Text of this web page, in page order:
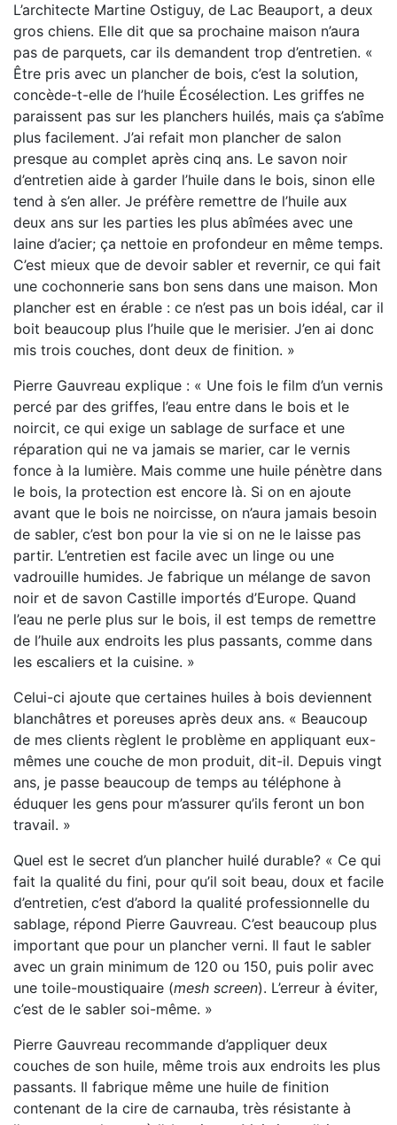
L’architecte Martine Ostiguy, de Lac Beauport, a deux
gros chiens. Elle dit que sa prochaine maison n’aura
pas de parquets, car ils demandent trop d’entretien. «
Être pris avec un plancher de bois, c’est la solution,
concède-t-elle de l’huile Écosélection. Les griffes ne
paraissent pas sur les planchers huilés, mais ça s’abîme
plus facilement. J’ai refait mon plancher de salon
presque au complet après cinq ans. Le savon noir
d’entretien aide à garder l’huile dans le bois, sinon elle
tend à s’en aller. Je préfère remettre de l’huile aux
deux ans sur les parties les plus abîmées avec une
laine d’acier; ça nettoie en profondeur en même temps.
C’est mieux que de devoir sabler et revernir, ce qui fait
une cochonnerie sans bon sens dans une maison. Mon
plancher est en érable : ce n’est pas un bois idéal, car il
boit beaucoup plus l’huile que le merisier. J’en ai donc
mis trois couches, dont deux de finition. »
Pierre Gauvreau explique : « Une fois le film d’un vernis
percé par des griffes, l’eau entre dans le bois et le
noircit, ce qui exige un sablage de surface et une
réparation qui ne va jamais se marier, car le vernis
fonce à la lumière. Mais comme une huile pénètre dans
le bois, la protection est encore là. Si on en ajoute
avant que le bois ne noircisse, on n’aura jamais besoin
de sabler, c’est bon pour la vie si on ne le laisse pas
partir. L’entretien est facile avec un linge ou une
vadrouille humides. Je fabrique un mélange de savon
noir et de savon Castille importés d’Europe. Quand
l’eau ne perle plus sur le bois, il est temps de remettre
de l’huile aux endroits les plus passants, comme dans
les escaliers et la cuisine. »
Celui-ci ajoute que certaines huiles à bois deviennent
blanchâtres et poreuses après deux ans. « Beaucoup
de mes clients règlent le problème en appliquant eux-
mêmes une couche de mon produit, dit-il. Depuis vingt
ans, je passe beaucoup de temps au téléphone à
éduquer les gens pour m’assurer qu’ils feront un bon
travail. »
Quel est le secret d’un plancher huilé durable? « Ce qui
fait la qualité du fini, pour qu’il soit beau, doux et facile
d’entretien, c’est d’abord la qualité professionnelle du
sablage, répond Pierre Gauvreau. C’est beaucoup plus
important que pour un plancher verni. Il faut le sabler
avec un grain minimum de 120 ou 150, puis polir avec
une toile-moustiquaire (mesh screen). L’erreur à éviter,
c’est de le sabler soi-même. »
Pierre Gauvreau recommande d’appliquer deux
couches de son huile, même trois aux endroits les plus
passants. Il fabrique même une huile de finition
contenant de la cire de carnauba, très résistante à